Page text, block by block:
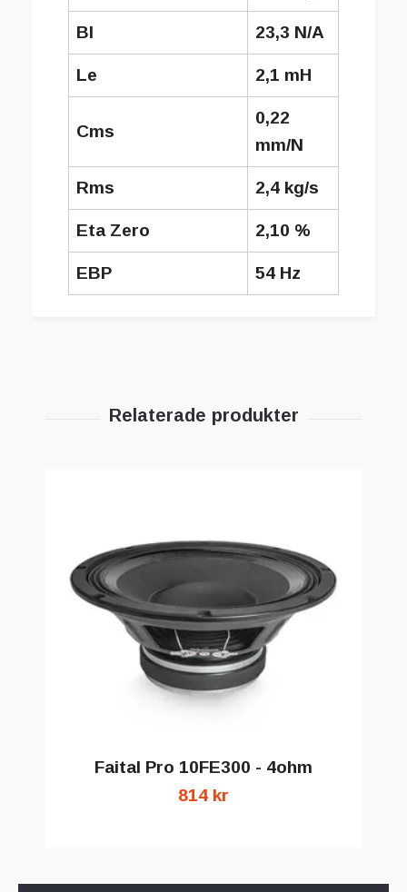
Bl 23,3 N/A
Le 2,1 mH
Cms
0,22
mm/N
Rms 2,4 kg/s
Eta Zero 2,10 %
EBP 54 Hz
Faital Pro 10FE300 - 4ohm
814 kr